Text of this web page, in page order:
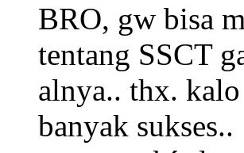
BRO, gw bisa
tentang SSCT
alnya.. thx.
banyak sukses..